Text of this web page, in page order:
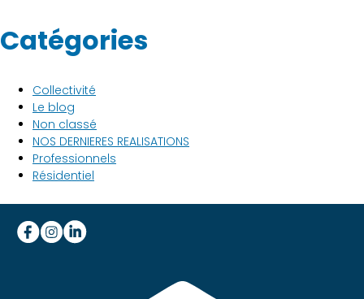
Catégories
Collectivité
Le blog
Non classé
NOS DERNIERES REALISATIONS
Professionnels
Résidentiel